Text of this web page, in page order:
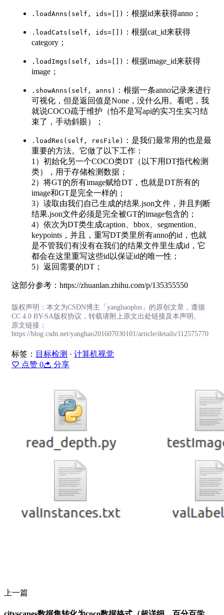
.loadAnns(self, ids=[]) ：根据id来获得anno；
.loadCats(self, ids=[])
：根据cat_id来获得
category；
.loadImgs(self, ids=[])
：根据image_id来获得
image；
.showAnns(self, anns)
：根据一条anno记录来进行
可视化，但是返回值是None，没什么用。看吧，我
就说COCO疏于维护（怕不是写api的实习生实习结
束了，手动斜眼）；
.loadRes(self, resFile)
：是我们最常用的也是最
重要的方法。它做了以下工作：
1）初始化另一个COCO类DT（以下用DT指代检测
类），用于存储检测数据；
2）将GT的所有image赋给DT，也就是DT所有的
image和GT是完全一样的；
3）读取由我们自己生成的结果.json文件，并且判断
结果.json文件必须是完全被GT的image包含的；
4）依次为DT类生成caption、bbox、segmention、
keypoints，并且，重写DT类里所有anno的id，也就
是不管我们有没有在我们的结果文件里生成id，它
都会在这里重写这些id以保证id的唯一性；
5）返回需要的DT；
这部分参考：https://zhuanlan.zhihu.com/p/135355550
版权声明：本文为CSDN博主「yanghaoplus」的原创文章，遵循
CC 4.0 BY-SA版权协议，转载请附上原文出处链接及本声明。
原文链接：
https://blog.csdn.net/yanghao201607030101/article/details/112575770
标签： 目标检测 · 计算机视觉
点赞 0 分享
上一篇